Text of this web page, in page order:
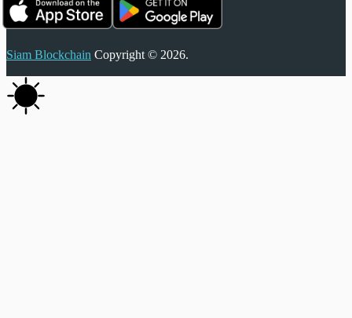
Siam Blockchain Copyright © 2026.